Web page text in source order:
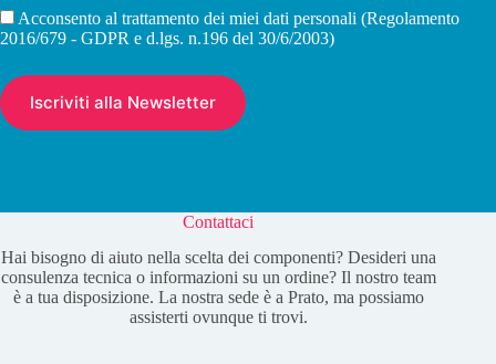
Acconsento al trattamento dei miei dati personali (Regolamento
2016/679 - GDPR e d.lgs. n.196 del 30/6/2003)
Contattaci
Hai bisogno di aiuto nella scelta dei componenti? Desideri una
consulenza tecnica o informazioni su un ordine? Il nostro team
è a tua disposizione. La nostra sede è a Prato, ma possiamo
assisterti ovunque ti trovi.